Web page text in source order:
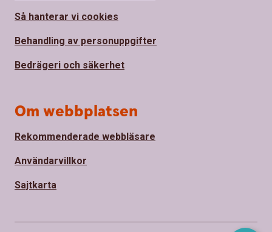
Så hanterar vi cookies
Behandling av personuppgifter
Bedrägeri och säkerhet
Om webbplatsen
Rekommenderade webbläsare
Användarvillkor
Sajtkarta